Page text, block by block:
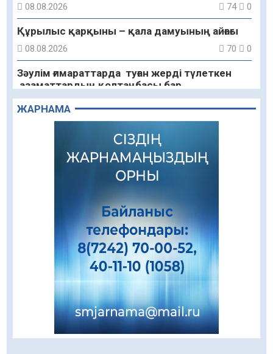
08.08.2026 74 0
Құрылыс қарқыны – қала дамуының айғағы
08.08.2026 70 0
Зәулім ғимараттарда туған жерді түлеткен
азаматтардың қолтаңбасы бар
08.08.2026
Даналықтың шырағданы, ой-сананың
Кенеге қарсы залалсыздандыру жұмыстары
жүргізілуде
07.08.2026
Балалардың жазғы демалысындағы
қауіпсіздік – тұрақты бақылауда
07.08.2026
Сыбайлас жемқорлық
ЖАРНАМА